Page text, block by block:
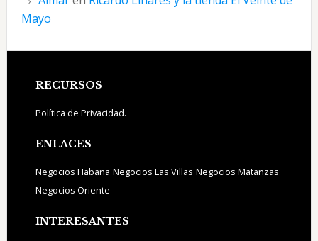
Mayo
Footer
RECURSOS
Política de Privacidad.
ENLACES
Negocios Habana Negocios Las Villas Negocios Matanzas
Negocios Oriente
INTERESANTES